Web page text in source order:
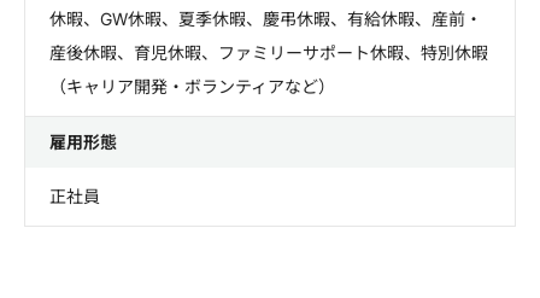
休暇、GW休暇、夏季休暇、慶弔休暇、有給休暇、産前・
産後休暇、育児休暇、ファミリーサポート休暇、特別休暇
（キャリア開発・ボランティアなど）
雇用形態
正社員